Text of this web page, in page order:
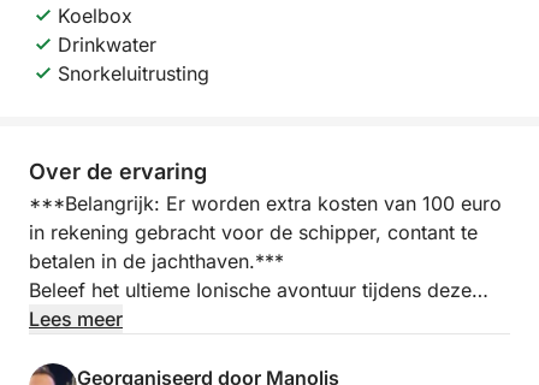
Koelbox
Drinkwater
Snorkeluitrusting
Over de ervaring
***Belangrijk: Er worden extra kosten van 100 euro
in rekening gebracht voor de schipper, contant te
betalen in de jachthaven.***
Beleef het ultieme Ionische avontuur tijdens deze
uitgebreide boottocht. Vaar langs de
het iconische strand Navagio (Scheepswrak), glijd
Lees meer
Georganiseerd door Manolis